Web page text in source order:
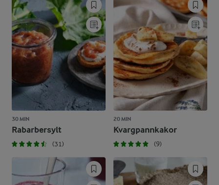
30 MIN
Rabarbersylt
(31)
20 MIN
Kvargpannkakor
(9)